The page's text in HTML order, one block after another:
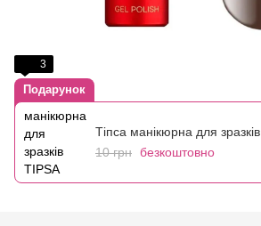
3
Подарунок
Тіпса манікюрна для зразків
10 грн безкоштовно